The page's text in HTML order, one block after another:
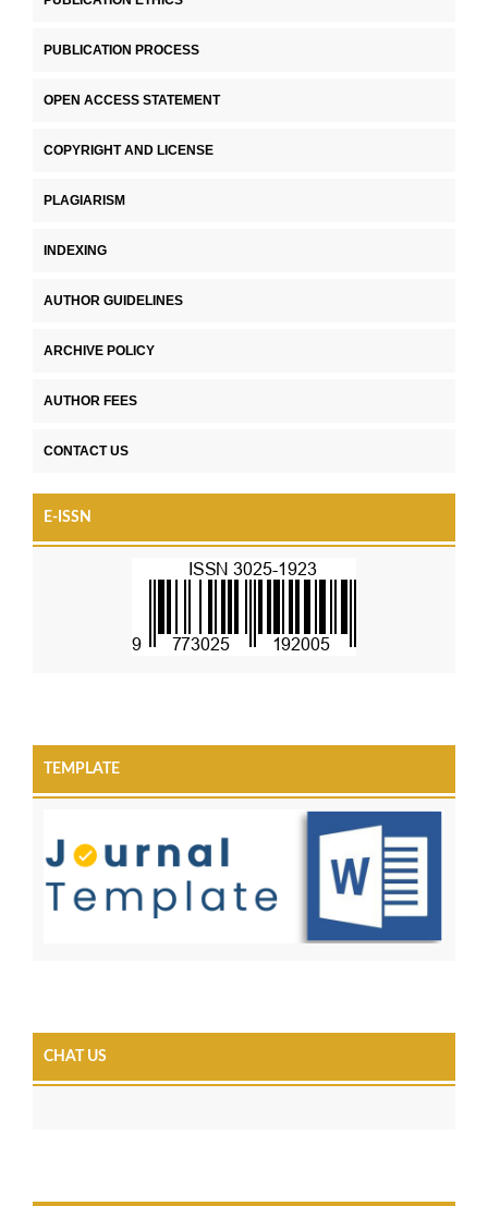
PUBLICATION PROCESS
OPEN ACCESS STATEMENT
COPYRIGHT AND LICENSE
PLAGIARISM
INDEXING
AUTHOR GUIDELINES
ARCHIVE POLICY
AUTHOR FEES
CONTACT US
E-ISSN
TEMPLATE
CHAT US